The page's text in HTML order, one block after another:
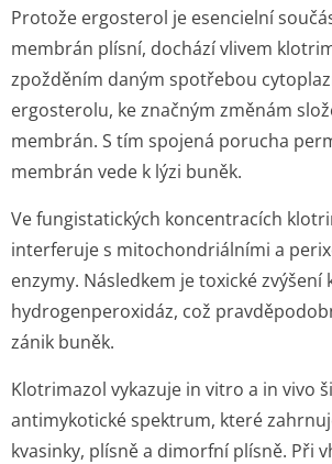
Protože ergosterol je esencielní
membrán plísní, dochází vlivem
zpožděním daným spotřebou
ergosterolu, ke značným změnám
membrán. S tím spojená porucha
membrán vede k lýzi buněk.
Ve fungistatických koncentracích
interferuje s mitochondriálními a
enzymy. Následkem je toxické zvýšení
hydrogenperoxidáz, což
zánik buněk.
Klotrimazol vykazuje in vitro a in vivo
antimykotické spektrum, které
kvasinky, plísně a dimorfní plísně. Při